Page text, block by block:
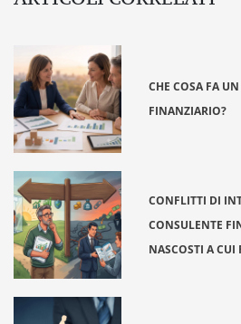
CHE COSA FA
FINANZIARIO?
CONFLITTI DI
CONSULENTE
NASCOSTI A CUI